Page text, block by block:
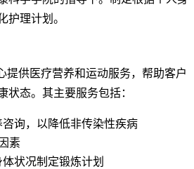
护理计划。
提供医疗营养和运动服务，帮助客户
状态。其主要服务包括：
询，以降低非传染性疾病
素
状况制定锻炼计划